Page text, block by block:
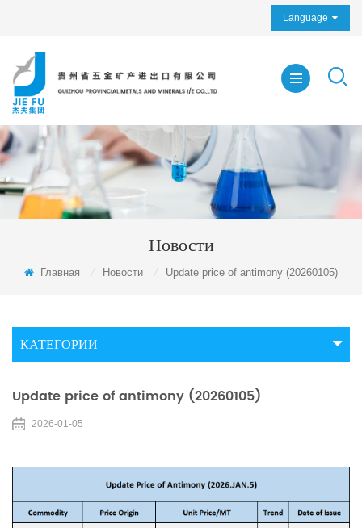
Language
Новости
Главная Новости Update price of antimony (20260105)
КАТЕГОРИИ
Update price of antimony (20260105)
2026-01-05